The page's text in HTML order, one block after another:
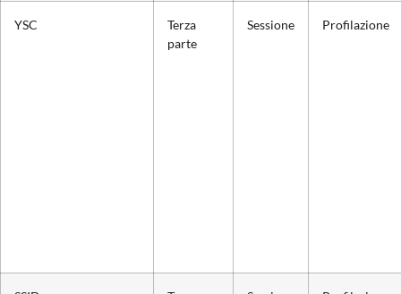
YSC
Terza
parte
Sessione Profilazione